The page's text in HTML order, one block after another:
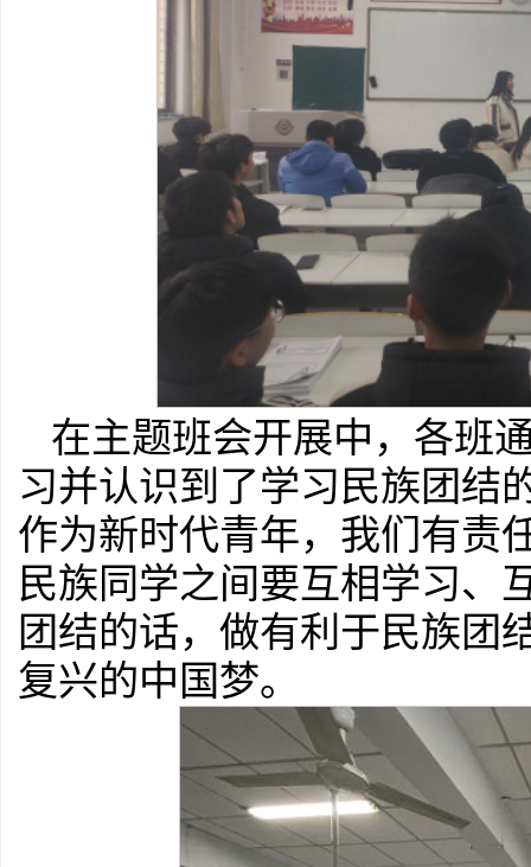
在主题班会开展中，各班
习并认识到了学习民族团结
作为新时代青年，我们有责
民族同学之间要互相学习、
团结的话，做有利于民族团
复兴的中国梦。